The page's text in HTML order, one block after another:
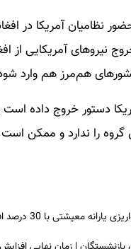
نظامیان آمریکا در
نیروهای آمریکایی از
هم‌مرز هم وارد
دستور خروج داده
را ندارد و ممکن است
| چه کسانی مشمول این افزایش یارانه شدند؟